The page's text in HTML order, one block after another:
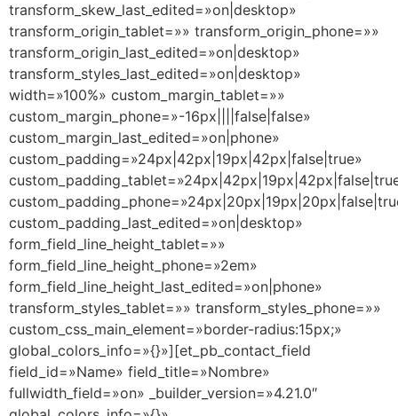
transform_skew_last_edited=»on|desktop»
transform_origin_tablet=»» transform_origin_phone=»»
transform_origin_last_edited=»on|desktop»
transform_styles_last_edited=»on|desktop»
width=»100%» custom_margin_tablet=»»
custom_margin_phone=»-16px||||false|false»
custom_margin_last_edited=»on|phone»
custom_padding=»24px|42px|19px|42px|false|true»
custom_padding_last_edited=»on|desktop»
form_field_line_height_tablet=»»
form_field_line_height_phone=»2em»
form_field_line_height_last_edited=»on|phone»
transform_styles_tablet=»» transform_styles_phone=»»
custom_css_main_element=»border-radius:15px;»
global_colors_info=»{}»][et_pb_contact_field
field_id=»Name» field_title=»Nombre»
fullwidth_field=»on» _builder_version=»4.21.0″